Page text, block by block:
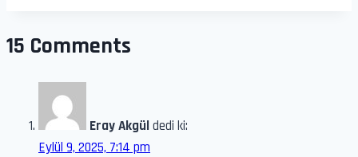
15 Comments
Eray Akgüldedi ki:
Eylül 9, 2025, 7:14 pm